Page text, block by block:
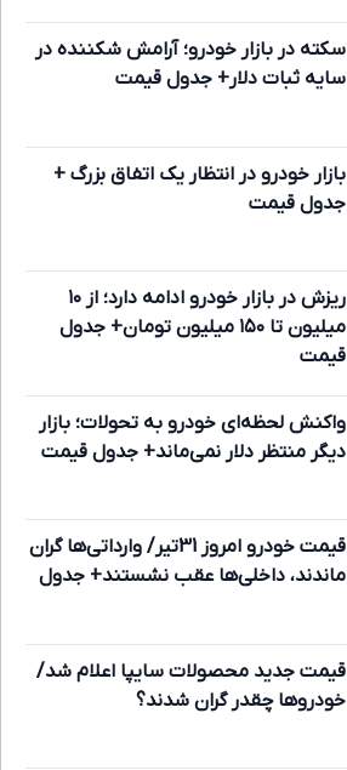
سکته در بازار خودرو؛ آرامش شکننده در
سایه ثبات دلار+ جدول قیمت
بازار خودرو در انتظار یک اتفاق بزرگ +
جدول قیمت
ریزش در بازار خودرو ادامه دارد؛ از ۱۰
میلیون تا ۱۵۰ میلیون تومان+ جدول
قیمت
واکنش لحظه‌ای خودرو به تحولات؛ بازار
دیگر منتظر دلار نمی‌ماند+ جدول قیمت
قیمت خودرو امروز 31تیر/ وارداتی‌ها گران
ماندند، داخلی‌ها عقب نشستند+ جدول
قیمت‌ جدید محصولات سایپا اعلام شد/
خودروها چقدر گران شدند؟